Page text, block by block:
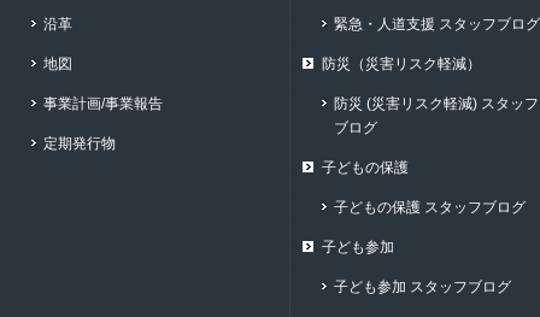
沿革
地図
事業計画/事業報告
定期発行物
緊急・人道支援 スタッフブログ
防災（災害リスク軽減）
防災 (災害リスク軽減) スタッフ
ブログ
子どもの保護
子どもの保護 スタッフブログ
子ども参加
子ども参加 スタッフブログ